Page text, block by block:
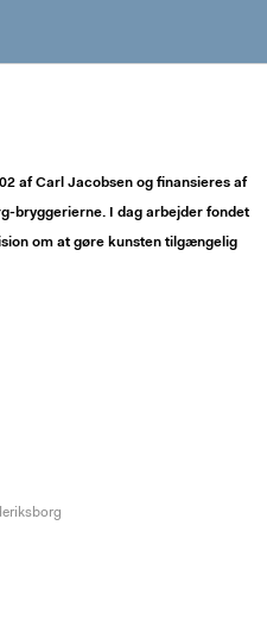
af Carl Jacobsen og finansieres af
bryggerierne. I dag arbejder fondet
om at gøre kunsten tilgængelig